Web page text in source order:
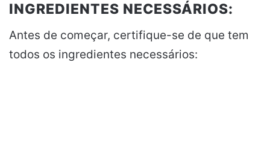
INGREDIENTES NECESSÁRIOS:
Antes de começar, certifique-se de que tem
todos os ingredientes necessários: